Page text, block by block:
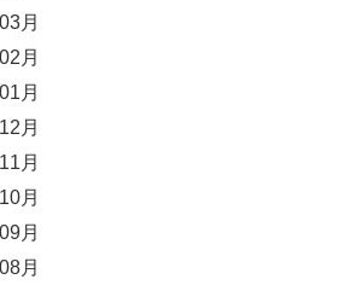
月
月
月
月
月
月
月
月